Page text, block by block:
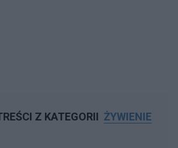
Z KATEGORII ŻYWIENIE